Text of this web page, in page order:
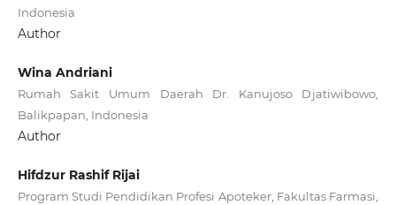
Indonesia
Author
Wina Andriani
Rumah Sakit Umum Daerah Dr. Kanujoso Djatiwibowo,
Balikpapan, Indonesia
Author
Hifdzur Rashif Rijai
Program Studi Pendidikan Profesi Apoteker, Fakultas Farmasi,